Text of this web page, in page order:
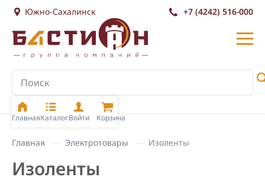
Южно-Сахалинск +7 (4242) 516-000
ГлавнаяКаталогВойти Корзина
Главная Электротовары Изоленты
Изоленты